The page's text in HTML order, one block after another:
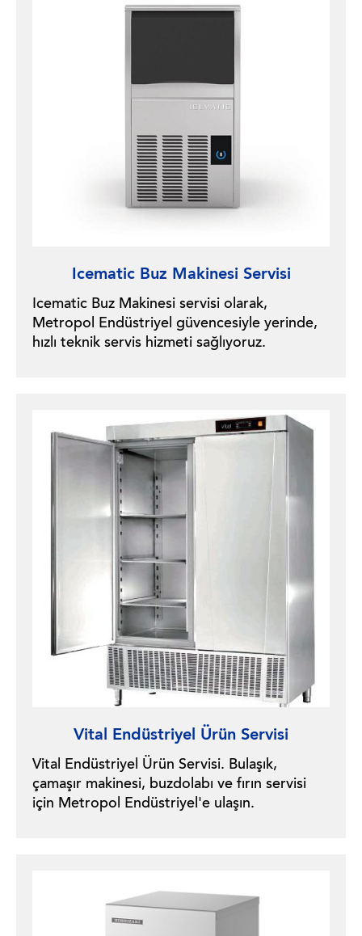
Icematic Buz Makinesi Servisi
Icematic Buz Makinesi servisi olarak,
Metropol Endüstriyel güvencesiyle yerinde,
hızlı teknik servis hizmeti sağlıyoruz.
Vital Endüstriyel Ürün Servisi
Vital Endüstriyel Ürün Servisi. Bulaşık,
çamaşır makinesi, buzdolabı ve fırın servisi
için Metropol Endüstriyel'e ulaşın.